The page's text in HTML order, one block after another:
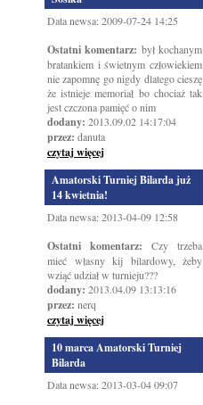
Data newsa: 2009-07-24 14:25
Ostatni komentarz: był kochanym
bratankiem i świetnym człowiekiem
nie zapomnę go nigdy dlatego cieszę
że istnieje memoriał bo chociaż tak
jest czczona pamięć o nim
dodany: 2013.09.02 14:17:04
przez: danuta
czytaj więcej
Amatorski Turniej Bilarda już
14 kwietnia!
Data newsa: 2013-04-09 12:58
Ostatni komentarz: Czy trzeba
mieć własny kij bilardowy, żeby
wziąć udział w turnieju???
dodany: 2013.04.09 13:13:16
przez: nerq
czytaj więcej
10 marca Amatorski Turniej
Bilarda
Data newsa: 2013-03-04 09:07